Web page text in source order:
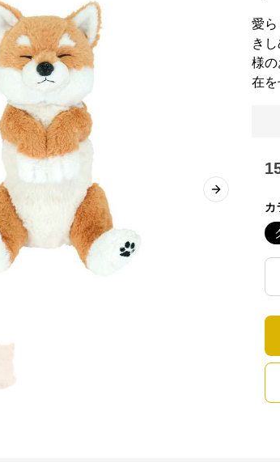
Next slide
愛
き
様
在を
カ